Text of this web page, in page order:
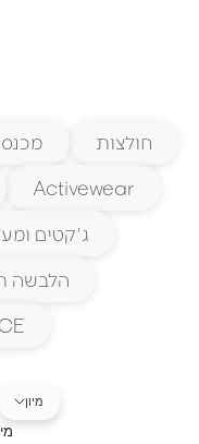
חולצות
Activewear
ג'קטים
הלבשה
מיון